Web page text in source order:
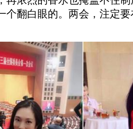
个翻白眼的。两会，注定